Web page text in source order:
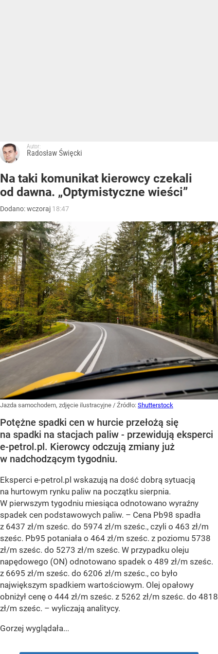
Autor:
Radosław Święcki
Na taki komunikat kierowcy czekali
od dawna. „Optymistyczne wieści”
Dodano:wczoraj 18:47
Jazda samochodem, zdjęcie ilustracyjne / Źródło: Shutterstock
Potężne spadki cen w hurcie przełożą się
na spadki na stacjach paliw - przewidują eksperci
e-petrol.pl. Kierowcy odczują zmiany już
w nadchodzącym tygodniu.
Eksperci e-petrol.pl wskazują na dość dobrą sytuacją
na hurtowym rynku paliw na początku sierpnia.
W pierwszym tygodniu miesiąca odnotowano wyraźny
spadek cen podstawowych paliw. – Cena Pb98 spadła
z 6437 zł/m sześc. do 5974 zł/m sześc., czyli o 463 zł/m
sześc. Pb95 potaniała o 464 zł/m sześc. z poziomu 5738
zł/m sześc. do 5273 zł/m sześc. W przypadku oleju
napędowego (ON) odnotowano spadek o 489 zł/m sześc.
z 6695 zł/m sześc. do 6206 zł/m sześc., co było
największym spadkiem wartościowym. Olej opałowy
obniżył cenę o 444 zł/m sześc. z 5262 zł/m sześc. do 4818
zł/m sześc. – wyliczają analitycy.
Gorzej wyglądała...